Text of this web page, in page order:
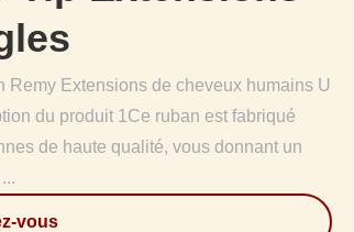
Remy Extensions de cheveux humains U
du produit 1Ce ruban est fabriqué
de haute qualité, vous donnant un
vous